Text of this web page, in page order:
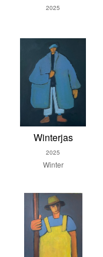
2025
Winterjas
2025
Winter